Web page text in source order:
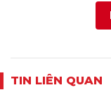
TIN LIÊN QUAN